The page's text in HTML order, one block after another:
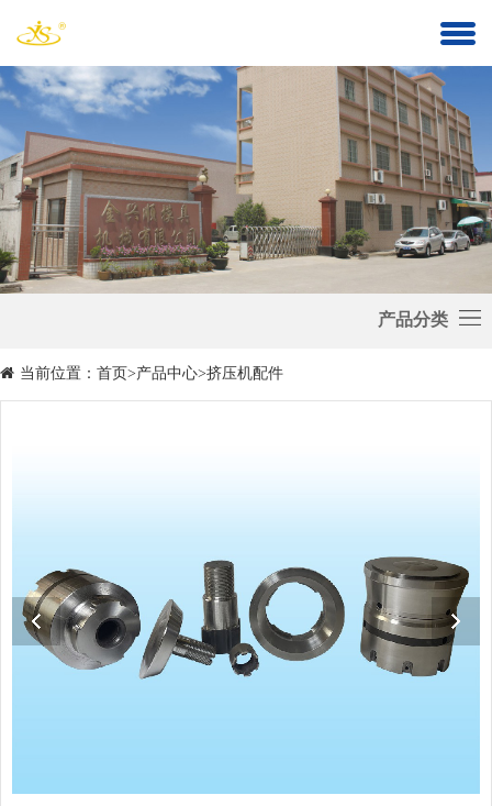
产品分类
具
加
温
炉
单
孔
模
具
多
孔
模
具
挤
压
机
件 当前位置： 首页 > 产品中心>挤压机配件